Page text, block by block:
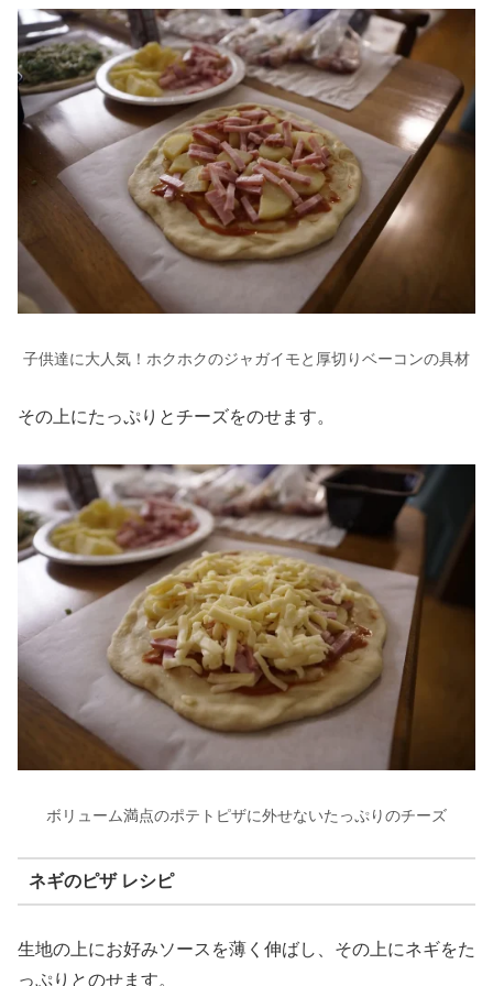
子供達に大人気！ホクホクのジャガイモと厚切りベーコンの具材
その上にたっぷりとチーズをのせます。
ボリューム満点のポテトピザに外せないたっぷりのチーズ
ネギのピザ レシピ
生地の上にお好みソースを薄く伸ばし、その上にネギをた
っぷりとのせます。